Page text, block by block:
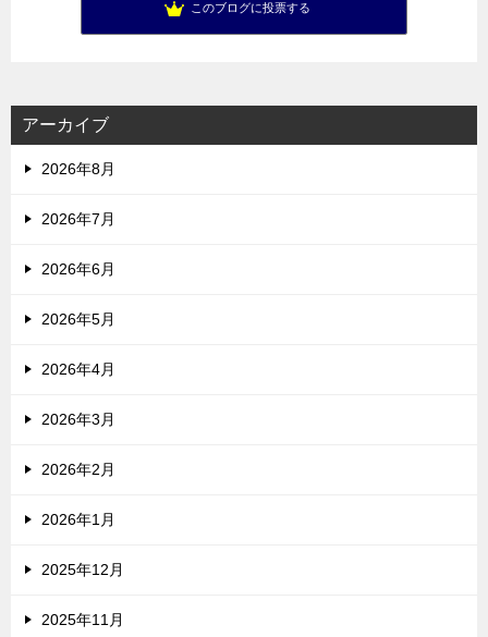
このブログに投票する
アーカイブ
2026年8月
2026年7月
2026年6月
2026年5月
2026年4月
2026年3月
2026年2月
2026年1月
2025年12月
2025年11月